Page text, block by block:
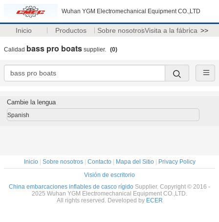
Wuhan YGM Electromechanical Equipment CO.,LTD
Inicio Productos Sobre nosotrosVisita a la fábrica >>
Calidad bass pro boats supplier. (0)
Cambie la lengua
Spanish
Inicio| Sobre nosotros| Contacto| Mapa del Sitio|
Privacy Policy
Visión de escritorio
China embarcaciones inflables de casco rígido Supplier. Copyright © 2016 -
2025 Wuhan YGM Electromechanical Equipment CO.,LTD.
All rights reserved. Developed by ECER